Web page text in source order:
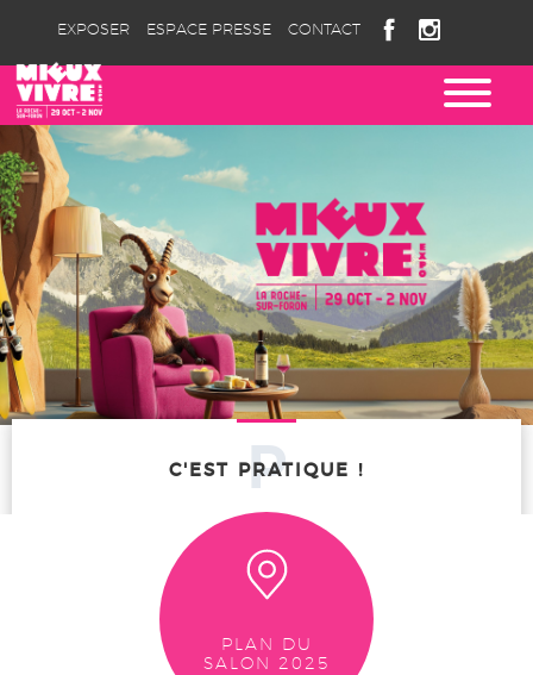
EXPOSER ESPACE PRESSE CONTACT
C'EST PRATIQUE !
P
PLAN DU
SALON 2025